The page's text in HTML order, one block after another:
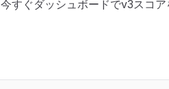
今すぐダッシュボードでv3スコア